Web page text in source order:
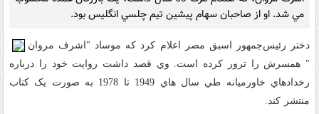
مي شد. او از صاحبان سهام پيشين تيم چلسي انگليس بود.
دختر رئيس‌جمهور اسبق مصر اعلام کرد که موساد "اشرف مروان
" همسرش را ترور کرده است. وي قصد داشت روايت خود را درباره
رخدادهاي خاورميانه طي سال هاي 1949 تا 1978 به صورت يک کتاب
منتشر کند.